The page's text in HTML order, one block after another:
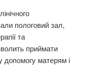
пологовий зал,
та
приймати
допомогу матерям і